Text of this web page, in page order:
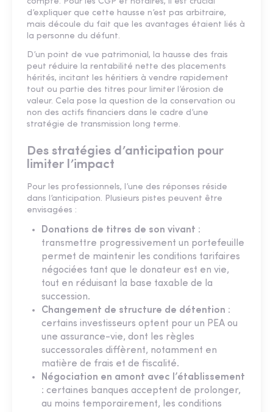
d’expliquer que cette hausse n’est pas arbitraire,
mais découle du fait que les avantages étaient liés à
la personne du défunt.
D’un point de vue patrimonial, la hausse des frais
peut réduire la rentabilité nette des placements
hérités, incitant les héritiers à vendre rapidement
tout ou partie des titres pour limiter l’érosion de
valeur. Cela pose la question de la conservation ou
non des actifs financiers dans le cadre d’une
stratégie de transmission long terme.
Des stratégies d’anticipation pour
limiter l’impact
Pour les professionnels, l’une des réponses réside
dans l’anticipation. Plusieurs pistes peuvent être
envisagées :
Donations de titres de son vivant :
transmettre progressivement un portefeuille
permet de maintenir les conditions tarifaires
négociées tant que le donateur est en vie,
tout en réduisant la base taxable de la
succession.
Changement de structure de détention :
certains investisseurs optent pour un PEA ou
une assurance-vie, dont les règles
successorales diffèrent, notamment en
matière de frais et de fiscalité.
Négociation en amont avec l’établissement
: certaines banques acceptent de prolonger,
au moins temporairement, les conditions